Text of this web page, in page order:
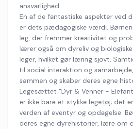
ansvarlighed.
En af de fantastiske aspekter ved
er dets pædagogiske værdi.
leg, der fremmer kreativitet og
lærer også om dyreliv og
leger, hvilket gør læring sjovt.
til social interaktion og
sammen og skaber deres egne
Legesættet "Dyr & Venner -
er ikke bare et stykke legetøj; det
verden af eventyr og opdagelse.
deres egne dyrehistorier, lære om